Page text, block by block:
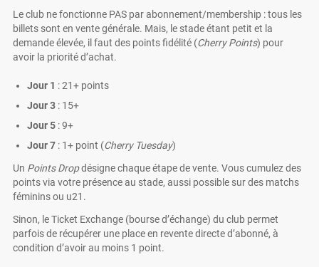
Le club ne fonctionne PAS par abonnement/membership : tous les
billets sont en vente générale. Mais, le stade étant petit et la
demande élevée, il faut des points fidélité (Cherry Points) pour
avoir la priorité d’achat.
Jour 1 : 21+ points
Jour 3 : 15+
Jour 5 : 9+
Jour 7 : 1+ point (Cherry Tuesday)
Un Points Dropdésigne chaque étape de vente. Vous cumulez des
points via votre présence au stade, aussi possible sur des matchs
féminins ou u21.
Sinon, le Ticket Exchange (bourse d’échange) du club permet
parfois de récupérer une place en revente directe d’abonné, à
condition d’avoir au moins 1 point.